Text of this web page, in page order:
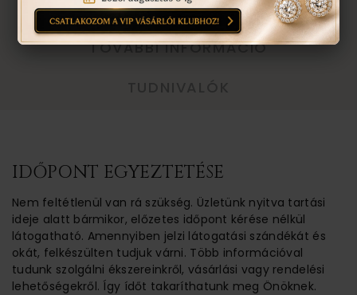
EGYEZTETÉS
TOVÁBBI INFORMÁCIÓ
IDŐPONT EGYEZTETÉSE
Nem feltétlenül van rá szükség. Üzletünk nyitva tartási
ideje alatt bármikor, előzetes időpont kérése nélkül
látogatható. Amennyiben jelzi látogatási szándékát és
okát, felkészülten tudjuk várni. Több információval
tudunk szolgálni ékszereinkről, vásárlási vagy rendelési
lehetőségekről. Így ídőt takaríthatunk meg Önöknek.